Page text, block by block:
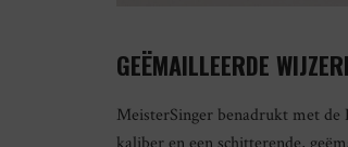
GEËMAILLEERDE
MeisterSinger benadrukt met